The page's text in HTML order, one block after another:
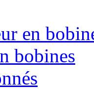
en
bobines